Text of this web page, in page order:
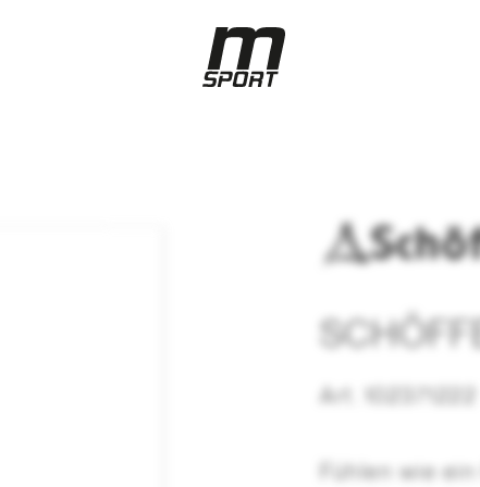
Art. 102371222
Fühlen wie